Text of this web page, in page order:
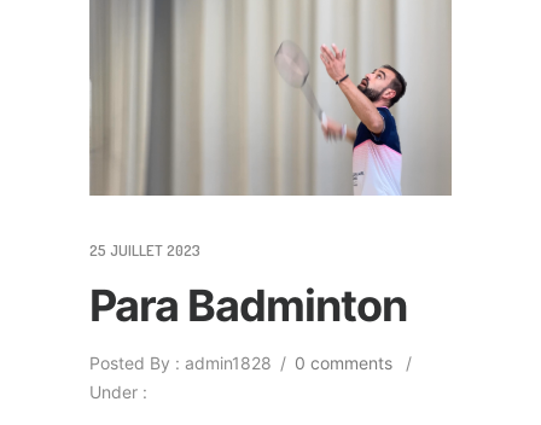
25 JUILLET 2023
Para Badminton
Posted By : admin1828 / 0 comments
/
Under :